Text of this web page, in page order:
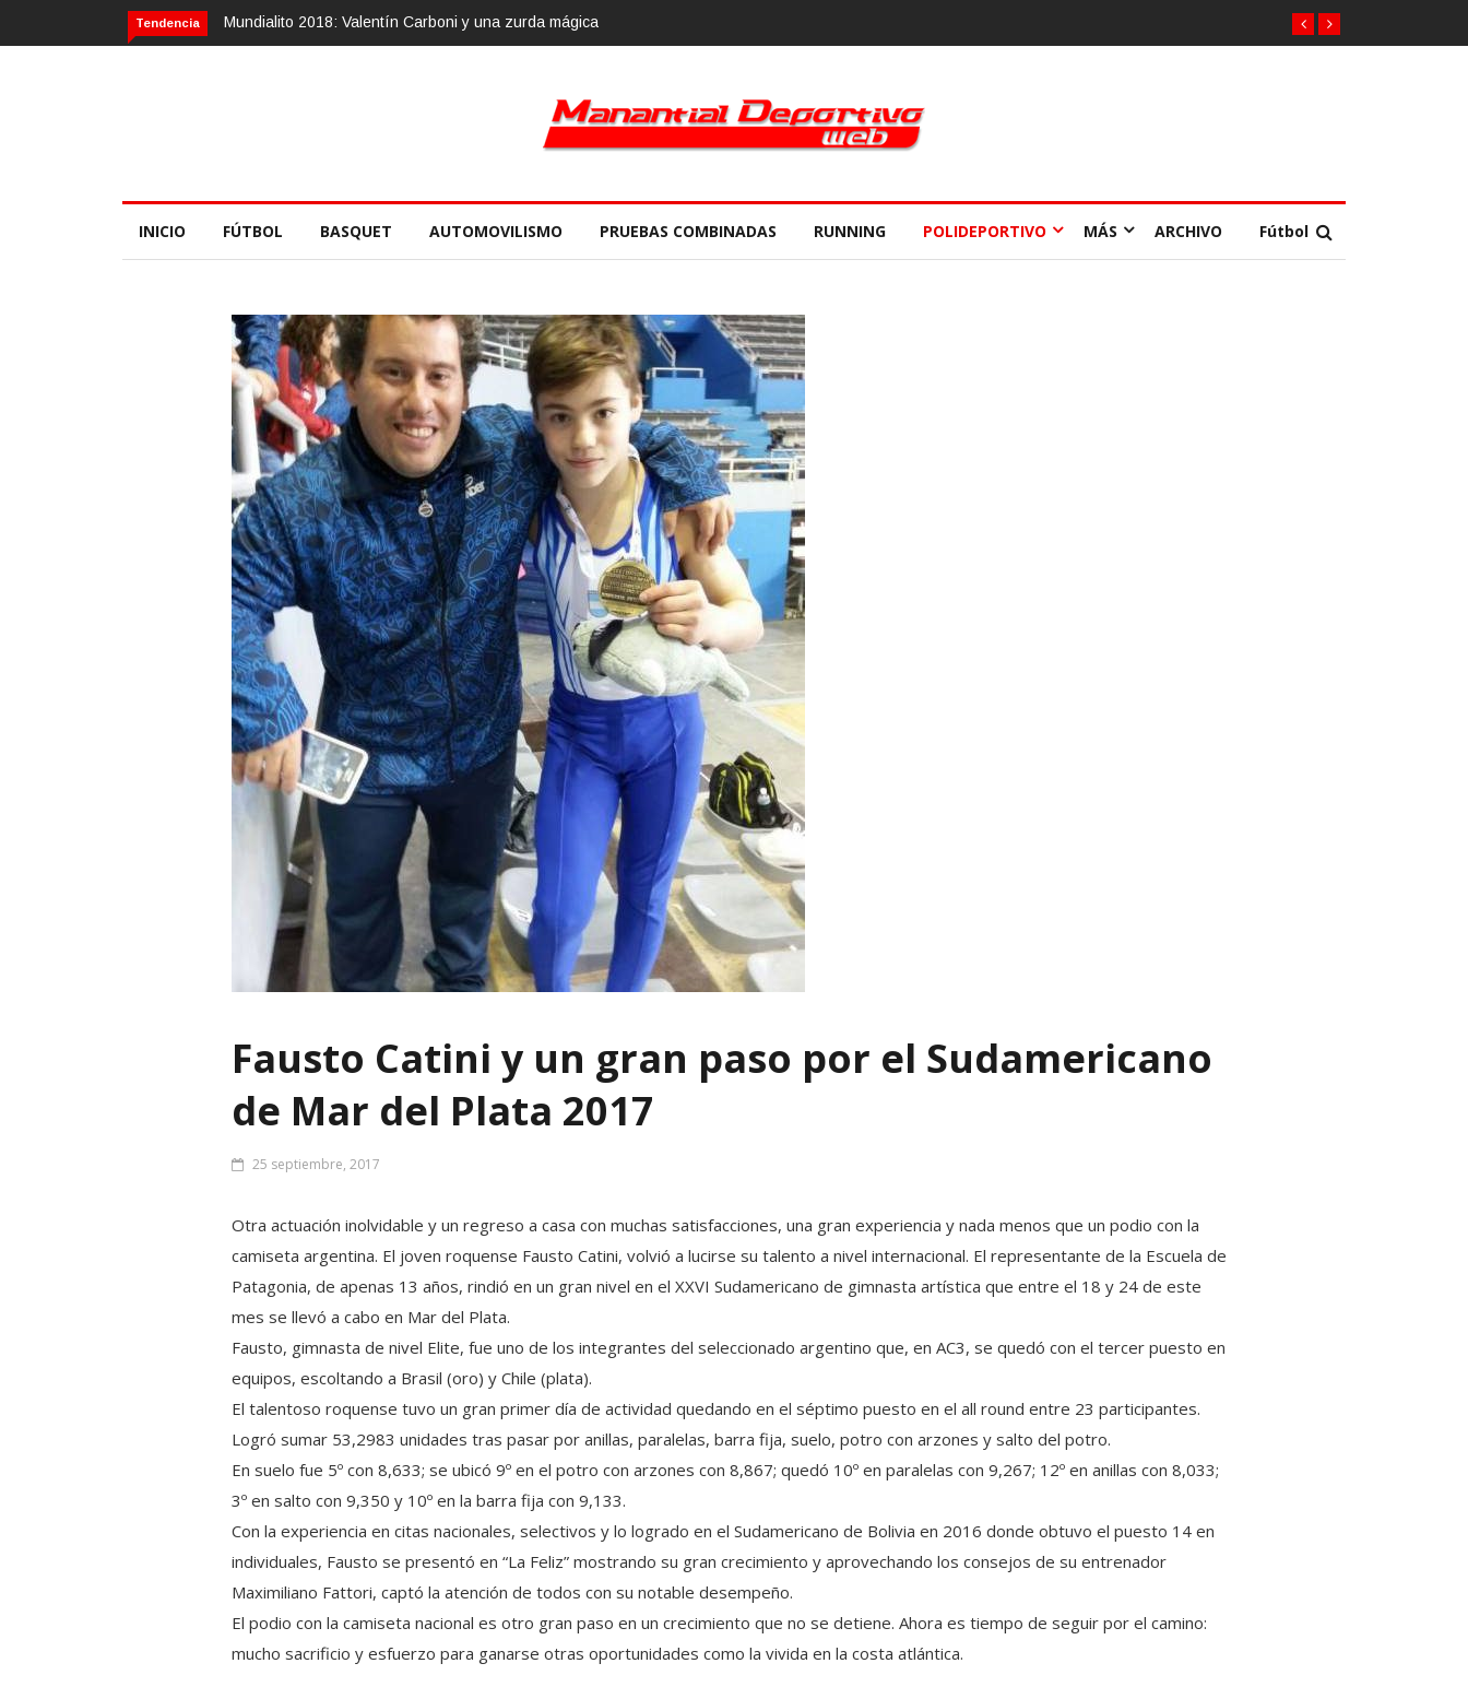
Tendencia
Mundialito 2018: Valentín Carboni y una zurda mágicaCalvario Race 2018, 10 de noviembre
INICIO FÚTBOL BASQUET AUTOMOVILISMO PRUEBAS COMBINADAS RUNNING POLIDEPORTIVO MÁS ARCHIVO Fútbol
Fausto Catini y un gran paso por el Sudamericano
de Mar del Plata 2017
25 septiembre, 2017
Otra actuación inolvidable y un regreso a casa con muchas satisfacciones, una gran experiencia y nada menos que un podio con la
camiseta argentina. El joven roquense Fausto Catini, volvió a lucirse su talento a nivel internacional. El representante de la Escuela de
Patagonia, de apenas 13 años, rindió en un gran nivel en el XXVI Sudamericano de gimnasta artística que entre el 18 y 24 de este
mes se llevó a cabo en Mar del Plata.
Fausto, gimnasta de nivel Elite, fue uno de los integrantes del seleccionado argentino que, en AC3, se quedó con el tercer puesto en
equipos, escoltando a Brasil (oro) y Chile (plata).
El talentoso roquense tuvo un gran primer día de actividad quedando en el séptimo puesto en el all round entre 23 participantes.
Logró sumar 53,2983 unidades tras pasar por anillas, paralelas, barra fija, suelo, potro con arzones y salto del potro.
En suelo fue 5º con 8,633; se ubicó 9º en el potro con arzones con 8,867; quedó 10º en paralelas con 9,267; 12º en anillas con 8,033;
3º en salto con 9,350 y 10º en la barra fija con 9,133.
Con la experiencia en citas nacionales, selectivos y lo logrado en el Sudamericano de Bolivia en 2016 donde obtuvo el puesto 14 en
individuales, Fausto se presentó en “La Feliz” mostrando su gran crecimiento y aprovechando los consejos de su entrenador
Maximiliano Fattori, captó la atención de todos con su notable desempeño.
El podio con la camiseta nacional es otro gran paso en un crecimiento que no se detiene. Ahora es tiempo de seguir por el camino:
mucho sacrificio y esfuerzo para ganarse otras oportunidades como la vivida en la costa atlántica.